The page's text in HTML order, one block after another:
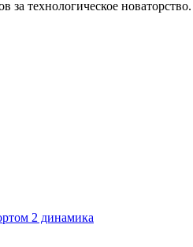
технологическое
2 динамика